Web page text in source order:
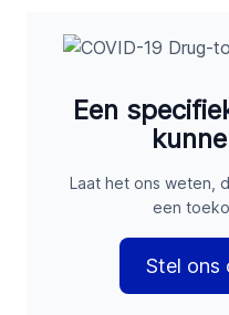
Een
Laat het ons weten,
een
Stel ons